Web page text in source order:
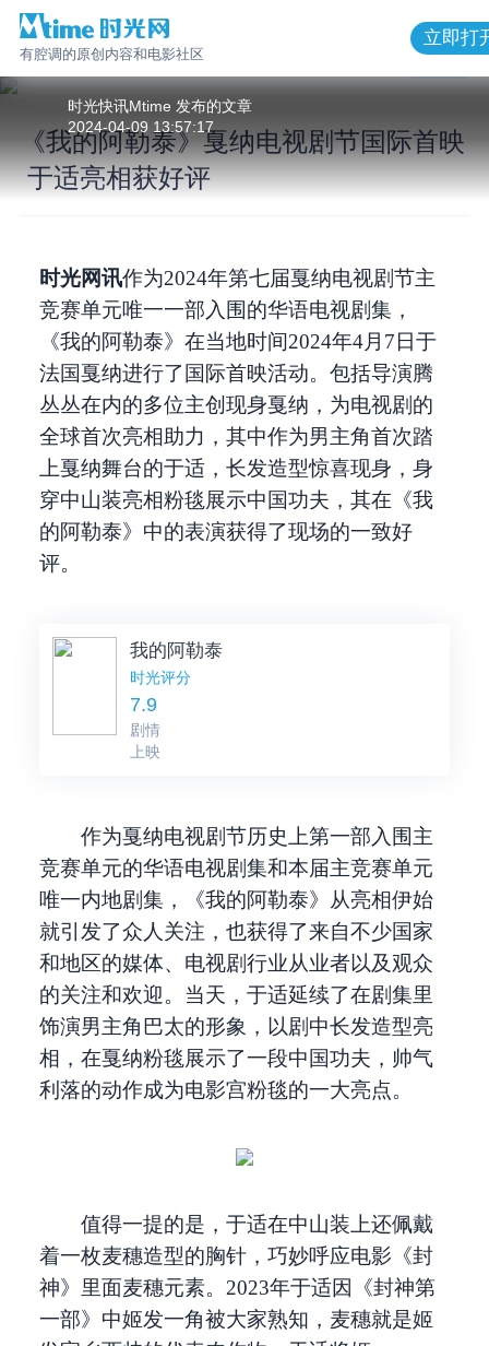
有腔调的原创内容和电影社区
立即打
时光快讯Mtime 发布的文章
2024-04-09 13:57:17
《我的阿勒泰》戛纳电视剧节国际首映
《我的阿勒泰》戛纳电视剧节国际首映
于适亮相获好评
时光网讯作为2024年第七届戛纳电视剧节主
竞赛单元唯一一部入围的华语电视剧集，
《我的阿勒泰》在当地时间2024年4月7日于
法国戛纳进行了国际首映活动。包括导演腾
丛丛在内的多位主创现身戛纳，为电视剧的
全球首次亮相助力，其中作为男主角首次踏
上戛纳舞台的于适，长发造型惊喜现身，身
穿中山装亮相粉毯展示中国功夫，其在《我
的阿勒泰》中的表演获得了现场的一致好
评。
我的阿勒泰
时光评分
7.9
剧情
上映
作为戛纳电视剧节历史上第一部入围主
竞赛单元的华语电视剧集和本届主竞赛单元
唯一内地剧集，《我的阿勒泰》从亮相伊始
就引发了众人关注，也获得了来自不少国家
和地区的媒体、电视剧行业从业者以及观众
的关注和欢迎。当天，于适延续了在剧集里
饰演男主角巴太的形象，以剧中长发造型亮
相，在戛纳粉毯展示了一段中国功夫，帅气
利落的动作成为电影宫粉毯的一大亮点。
值得一提的是，于适在中山装上还佩戴
着一枚麦穗造型的胸针，巧妙呼应电影《封
神》里面麦穗元素。2023年于适因《封神第
一部》中姬发一角被大家熟知，麦穗就是姬